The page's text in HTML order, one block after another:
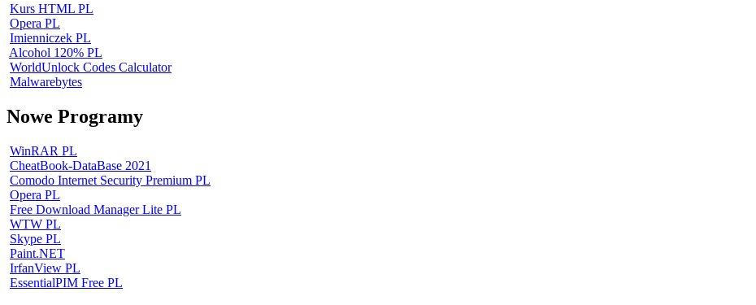
Kurs HTML PL
Opera PL
Imienniczek PL
Alcohol 120% PL
WorldUnlock Codes Calculator
Malwarebytes
Nowe Programy
WinRAR PL
CheatBook-DataBase 2021
Comodo Internet Security Premium PL
Opera PL
Free Download Manager Lite PL
WTW PL
Skype PL
Paint.NET
IrfanView PL
EssentialPIM Free PL